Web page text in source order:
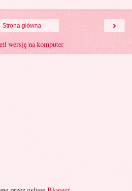
›
Strona główna
wersję na komputer